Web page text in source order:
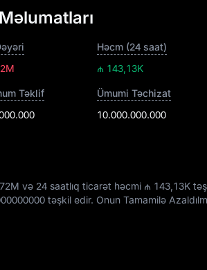
Həcm (24 saat)
₼ 143,13K
Təklif
Ümumi Təchizat
10.000.000.000
və 24 saatlıq ticarət həcmi ₼ 143,13K
təşkil edir. Onun Tamamilə